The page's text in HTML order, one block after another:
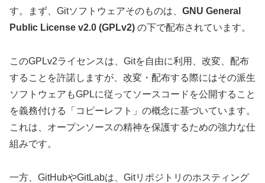
す。まず、Gitソフトウェアそのものは、 GNU General
Public License v2.0 (GPLv2) の下で配布されています。
このGPLv2ライセンスは、Gitを自由に利用、改変、配布
することを許諾しますが、改変・配布する際にはその派生
ソフトウェアもGPLに従ってソースコードを公開すること
を義務付ける「コピーレフト」の概念に基づいています。
これは、オープンソースの精神を保護するための強力な仕
組みです。
一方、GitHubやGitLabは、Gitリポジトリのホスティング